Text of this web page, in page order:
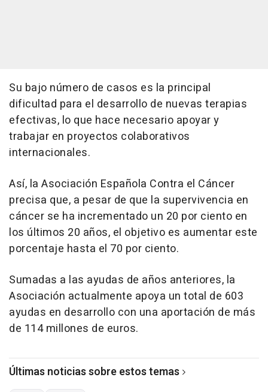
Su bajo número de casos es la principal
dificultad para el desarrollo de nuevas terapias
efectivas, lo que hace necesario apoyar y
trabajar en proyectos colaborativos
internacionales.
Así, la Asociación Española Contra el Cáncer
precisa que, a pesar de que la supervivencia en
cáncer se ha incrementado un 20 por ciento en
los últimos 20 años, el objetivo es aumentar este
porcentaje hasta el 70 por ciento.
Sumadas a las ayudas de años anteriores, la
Asociación actualmente apoya un total de 603
ayudas en desarrollo con una aportación de más
de 114 millones de euros.
Últimas noticias sobre estos temas